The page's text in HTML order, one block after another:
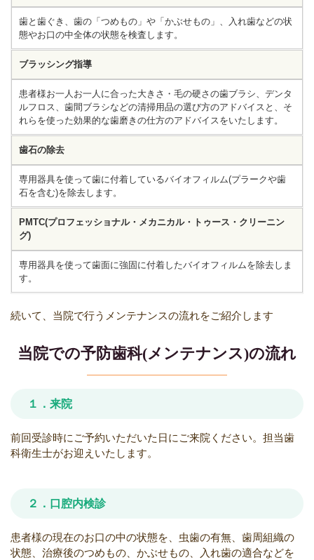
歯と歯ぐき、歯の「つめもの」や「かぶせもの」、入れ歯などの状
態やお口の中全体の状態を検査します。
ブラッシング指導
患者様お一人お一人に合った大きさ・毛の硬さの歯ブラシ、デンタ
ルフロス、歯間ブラシなどの清掃用品の選び方のアドバイスと、そ
れらを使った効果的な歯磨きの仕方のアドバイスをいたします。
歯石の除去
専用器具を使って歯に付着しているバイオフィルム(プラークや歯
石を含む)を除去します。
PMTC(プロフェッショナル・メカニカル・トゥース・クリーニン
グ)
専用器具を使って歯面に強固に付着したバイオフィルムを除去しま
す。
続いて、当院で行うメンテナンスの流れをご紹介します
当院での予防歯科(メンテナンス)の流れ
１．来院
前回受診時にご予約いただいた日にご来院ください。担当歯
科衛生士がお迎えいたします。
２．口腔内検診
患者様の現在のお口の中の状態を、虫歯の有無、歯周組織の
状態、治療後のつめもの、かぶせもの、入れ歯の適合などを